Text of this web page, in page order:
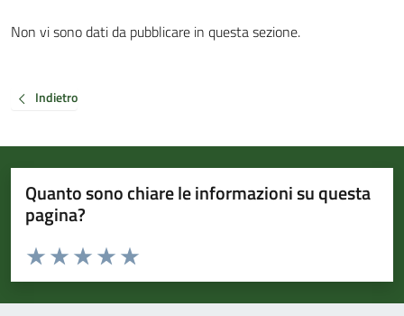
Non vi sono dati da pubblicare in questa sezione.
Indietro
Quanto sono chiare le informazioni su questa
pagina?
Valuta da 1 a 5 stelle la pagina
Valuta 5 stelle su 5
Valuta 4 stelle su 5
Valuta 3 stelle su 5
Valuta 2 stelle su 5
Valuta 1 stelle su 5